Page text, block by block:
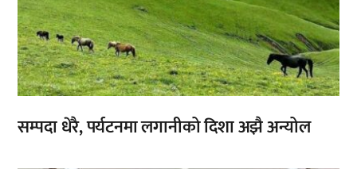
सम्पदा धेरै, पर्यटनमा लगानीको दिशा अझै अन्योल